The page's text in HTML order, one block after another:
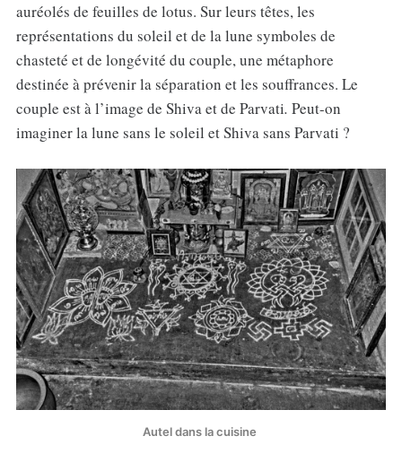
auréolés de feuilles de lotus. Sur leurs têtes, les
représentations du soleil et de la lune symboles de
chasteté et de longévité du couple, une métaphore
destinée à prévenir la séparation et les souffrances. Le
couple est à l’image de Shivaet de Parvati. Peut-on
imaginer la lune sans le soleil et Shiva sans Parvati ?
Autel dans la cuisine